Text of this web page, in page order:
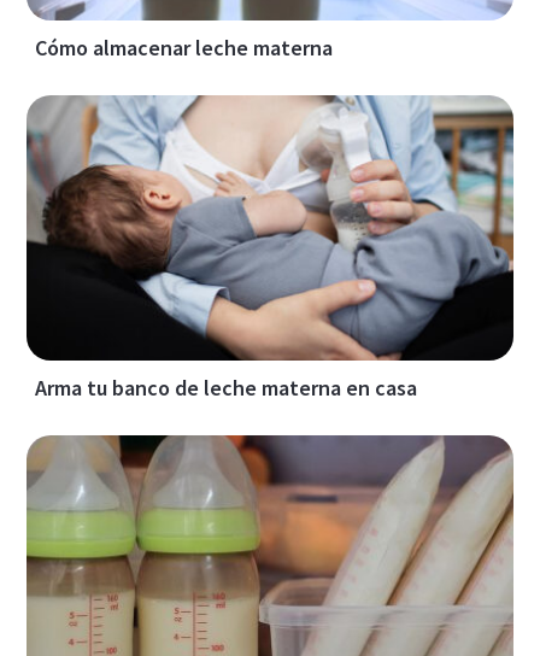
Cómo almacenar leche materna
Arma tu banco de leche materna en casa